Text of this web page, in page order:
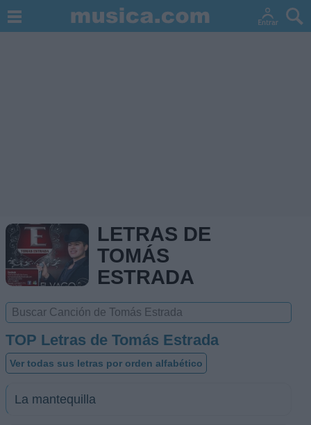
LETRAS DE
TOMÁS
ESTRADA
TOP Letras de Tomás Estrada
Ver todas sus letras por orden alfabético
La mantequilla